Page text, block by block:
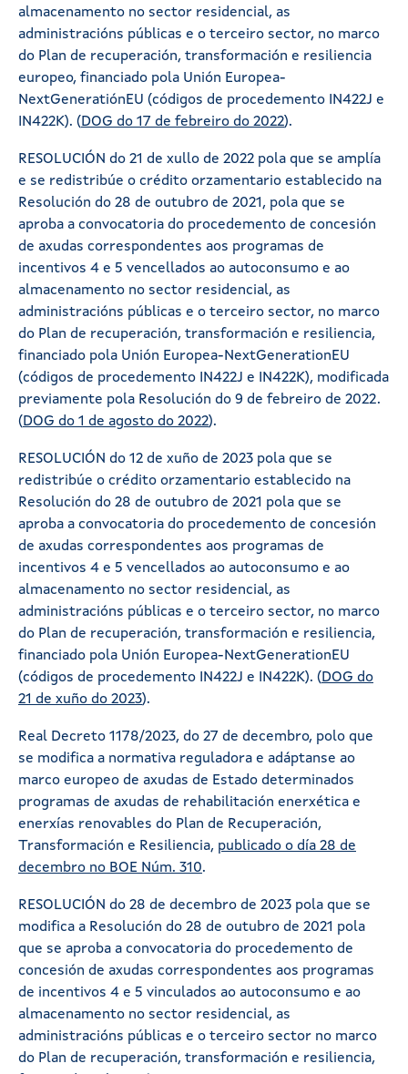
almacenamento no sector residencial, as
administracións públicas e o terceiro sector, no marco
do Plan de recuperación, transformación e resiliencia
europeo, financiado pola Unión Europea-
NextGeneratiónEU (códigos de procedemento IN422J e
IN422K). (DOG do 17 de febreiro do 2022).
RESOLUCIÓN do 21 de xullo de 2022 pola que se amplía
e se redistribúe o crédito orzamentario establecido na
Resolución do 28 de outubro de 2021, pola que se
aproba a convocatoria do procedemento de concesión
de axudas correspondentes aos programas de
incentivos 4 e 5 vencellados ao autoconsumo e ao
almacenamento no sector residencial, as
administracións públicas e o terceiro sector, no marco
do Plan de recuperación, transformación e resiliencia,
financiado pola Unión Europea-NextGenerationEU
(códigos de procedemento IN422J e IN422K), modificada
previamente pola Resolución do 9 de febreiro de 2022.
(DOG do 1 de agosto do 2022).
RESOLUCIÓN do 12 de xuño de 2023 pola que se
redistribúe o crédito orzamentario establecido na
Resolución do 28 de outubro de 2021 pola que se
aproba a convocatoria do procedemento de concesión
de axudas correspondentes aos programas de
incentivos 4 e 5 vencellados ao autoconsumo e ao
almacenamento no sector residencial, as
administracións públicas e o terceiro sector, no marco
do Plan de recuperación, transformación e resiliencia,
financiado pola Unión Europea-NextGenerationEU
(códigos de procedemento IN422J e IN422K). (DOG do
21 de xuño do 2023).
Real Decreto 1178/2023, do 27 de decembro, polo que
se modifica a normativa reguladora e adáptanse ao
marco europeo de axudas de Estado determinados
programas de axudas de rehabilitación enerxética e
enerxías renovables do Plan de Recuperación,
Transformación e Resiliencia, publicado o día 28 de
decembro no BOE Núm. 310.
RESOLUCIÓN do 28 de decembro de 2023 pola que se
modifica a Resolución do 28 de outubro de 2021 pola
que se aproba a convocatoria do procedemento de
concesión de axudas correspondentes aos programas
de incentivos 4 e 5 vinculados ao autoconsumo e ao
almacenamento no sector residencial, as
administracións públicas e o terceiro sector no marco
do Plan de recuperación, transformación e resiliencia,